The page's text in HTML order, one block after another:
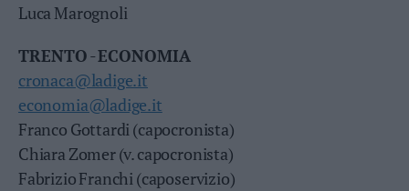
Luca Marognoli
TRENTO-ECONOMIA
cronaca@ladige.it
economia@ladige.it
Franco Gottardi (capocronista)
Chiara Zomer (v. capocronista)
Fabrizio Franchi (caposervizio)